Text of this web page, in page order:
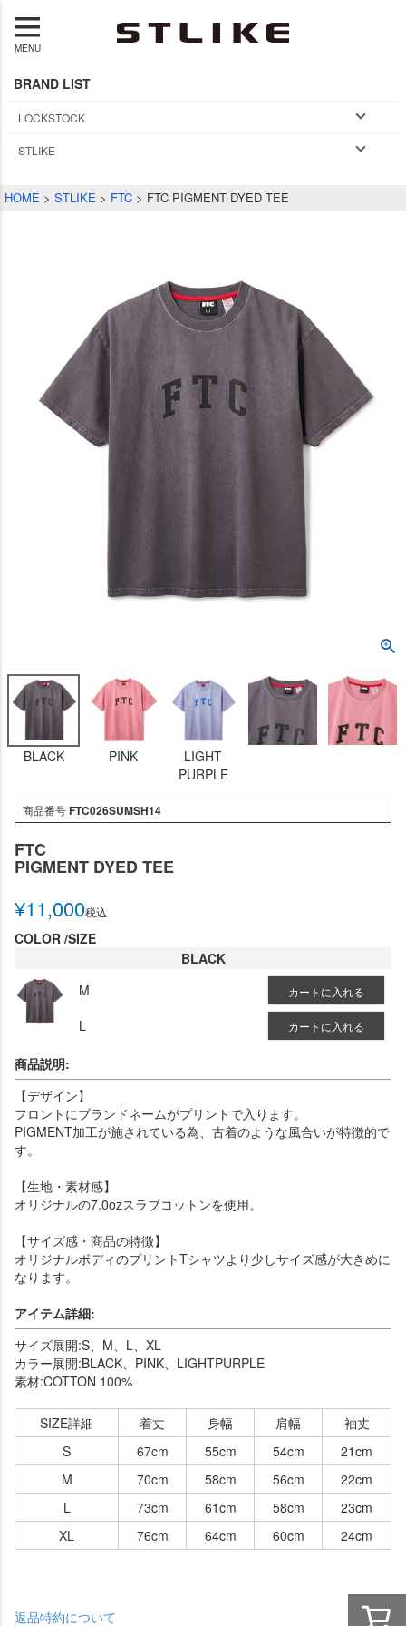
MENU
BRAND LIST
LOCKSTOCK
STLIKE
HOME STLIKE FTC FTC PIGMENT DYED TEE
BLACK PINK
LIGHT
PURPLE
商品番号FTC026SUMSH14
FTC
PIGMENT DYED TEE
¥11,000税込
COLOR SIZE
BLACK
M
カートに入れる
L カートに入れる
商品説明:
【デザイン】
フロントにブランドネームがプリントで入ります。
PIGMENT加工が施されている為、古着のような風合いが特徴的で
す。
【生地・素材感】
オリジナルの7.0ozスラブコットンを使用。
【サイズ感・商品の特徴】
オリジナルボディのプリントTシャツより少しサイズ感が大きめに
なります。
アイテム詳細:
サイズ展開:S、M、L、XL
カラー展開:BLACK、PINK、LIGHTPURPLE
素材:COTTON 100%
SIZE詳細 着丈 身幅 肩幅
袖丈
S
67cm 55cm 54cm
21cm
M
70cm 58cm 56cm
22cm
L
73cm 61cm 58cm
23cm
XL
76cm 64cm 60cm 24cm
返品特約について